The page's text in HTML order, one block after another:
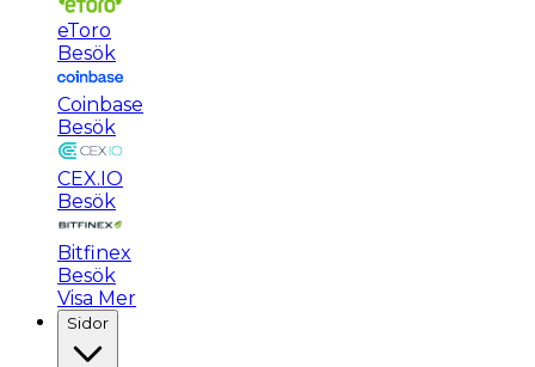
eToro
Besök
Coinbase
Besök
CEX.IO
Besök
Bitfinex
Besök
Visa Mer
Sidor